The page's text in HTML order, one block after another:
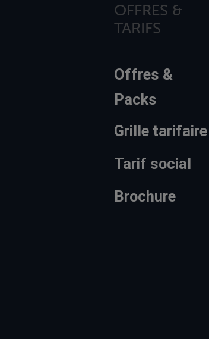
OFFRES &
TARIFS
Offres &
Packs
Grille tarifaire
Tarif social
Brochure